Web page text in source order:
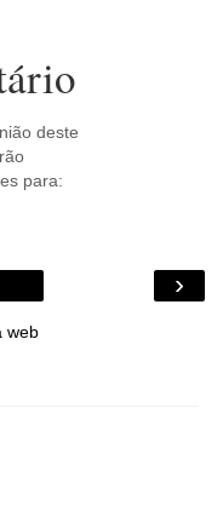
deste
para:
›
web